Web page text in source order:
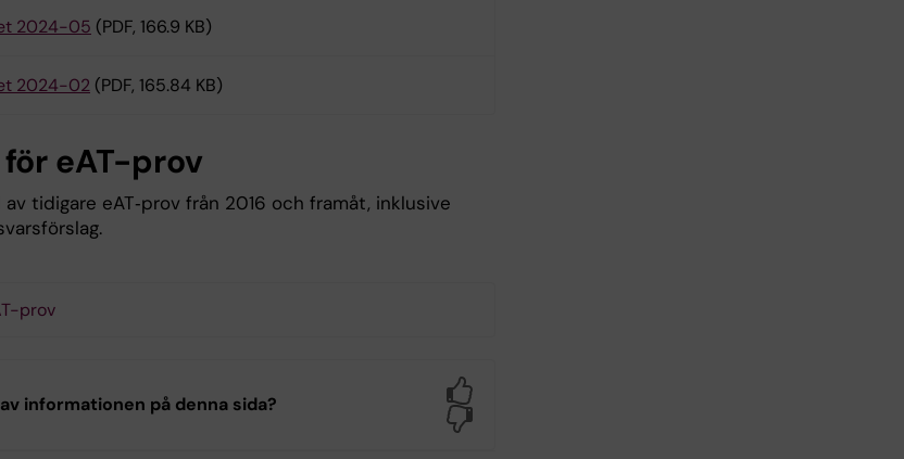
2024-05 (PDF, 166.9 KB)
2024-02 (PDF, 165.84 KB)
eAT-prov
tidigare eAT‑prov från 2016 och framåt, inklusive
prov
informationen på denna sida?